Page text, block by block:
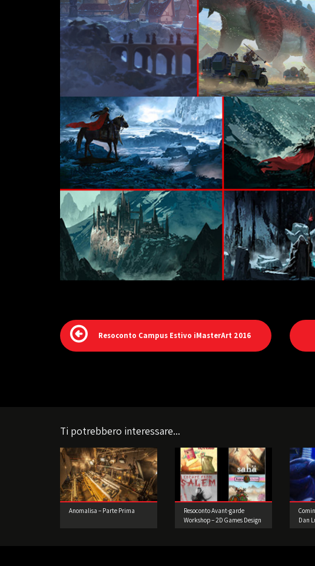
Resoconto Campus Estivo iMasterArt 2016
Ti potrebbero interessare...
Anomalisa – Parte Prima
Resoconto Avant-garde
Workshop – 2D Games Design
Dan